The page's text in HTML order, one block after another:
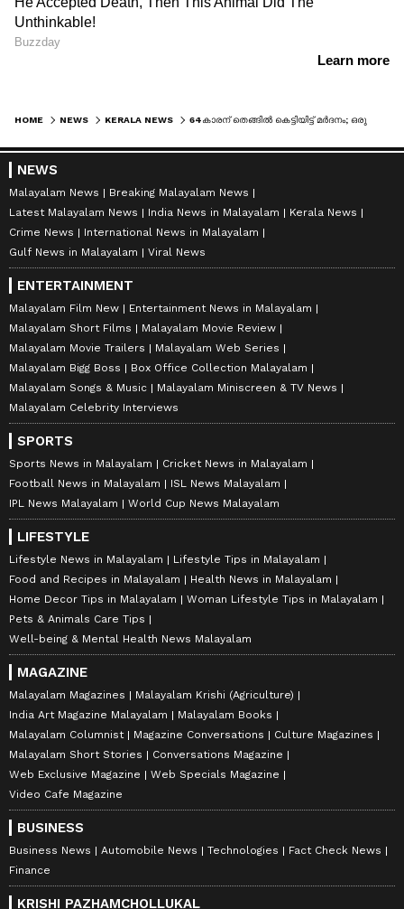
HOME NEWS KERALA NEWS
NEWS
Malayalam News
Breaking Malayalam News
Latest Malayalam News
India News in Malayalam
Kerala News
Crime News
International News in Malayalam
Gulf News in Malayalam
Viral News
ENTERTAINMENT
Malayalam Film New
Entertainment News in Malayalam
Malayalam Short Films
Malayalam Movie Review
Malayalam Movie Trailers
Malayalam Web Series
Malayalam Bigg Boss
Box Office Collection Malayalam
Malayalam Songs & Music
Malayalam Miniscreen & TV News
Malayalam Celebrity Interviews
SPORTS
Sports News in Malayalam
Cricket News in Malayalam
Football News in Malayalam
ISL News Malayalam
IPL News Malayalam
World Cup News Malayalam
LIFESTYLE
Lifestyle News in Malayalam
Lifestyle Tips in Malayalam
Food and Recipes in Malayalam
Health News in Malayalam
Home Decor Tips in Malayalam
Woman Lifestyle Tips in Malayalam
Pets & Animals Care Tips
Well-being & Mental Health News Malayalam
MAGAZINE
Malayalam Magazines
Malayalam Krishi (Agriculture)
India Art Magazine Malayalam
Malayalam Books
Malayalam Columnist
Magazine Conversations
Culture Magazines
Malayalam Short Stories
Conversations Magazine
Web Exclusive Magazine
Web Specials Magazine
Video Cafe Magazine
BUSINESS
Business News Automobile News Technologies
Fact Check News
Finance
KRISHI PAZHAMCHOLLUKAL